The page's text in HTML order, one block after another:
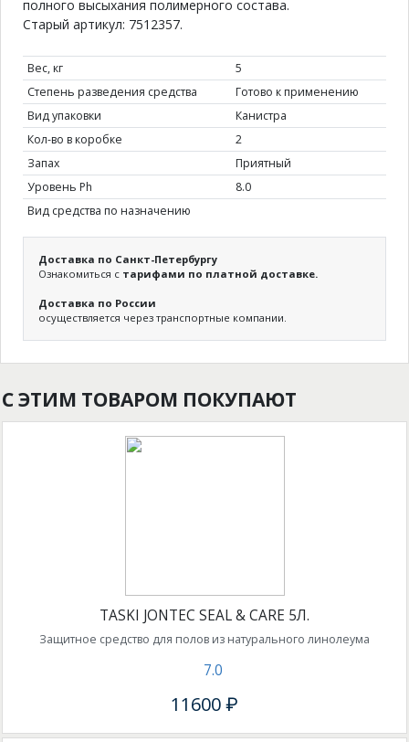
полного высыхания полимерного состава.
Старый артикул: 7512357.
Вес, кг
5
Степень разведения средства
Готово к применению
Вид упаковки
Канистра
Кол-во в коробке
2
Запах
Приятный
Уровень Ph
8.0
Вид средства по назначению
Доставка по Санкт-Петербургу
Ознакомиться с тарифами по платной доставке.
Доставка по России
осуществляется через транспортные компании.
С ЭТИМ ТОВАРОМ ПОКУПАЮТ
TASKI JONTEC SEAL & CARE 5Л.
Защитное средство для полов из натурального линолеума
7.0
11600 ₽